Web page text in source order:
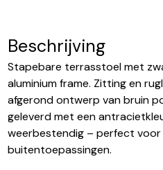
Beschrijving
Stapebare terrasstoel met
aluminium frame. Zitting en
afgerond ontwerp van bruin
geleverd met een
weerbestendig – perfect
buitentoepassingen.